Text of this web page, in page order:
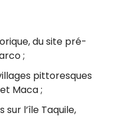
du site pré-
;
pittoresques
Maca ;
l’île Taquile,